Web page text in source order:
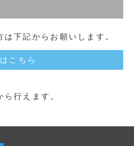
下記からお願いします。
こちら
行えます。